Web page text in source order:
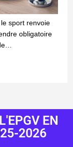
sport renvoie
obligatoire
EN
2026